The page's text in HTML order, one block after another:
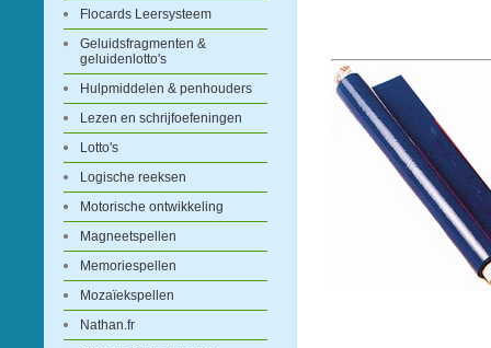
Flocards Leersysteem
Geluidsfragmenten &
geluidenlotto's
Hulpmiddelen & penhouders
Lezen en schrijfoefeningen
Lotto's
Logische reeksen
Motorische ontwikkeling
Magneetspellen
Memoriespellen
Mozaïekspellen
Nathan.fr